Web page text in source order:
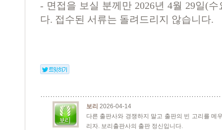
- 면접을 보실 분께만 2026년 4월 29일(수
다. 접수된 서류는 돌려드리지 않습니다.
보리 2026-04-14
다른 출판사와 경쟁하지 말고 출판의 빈 고리를 메
리자. 보리출판사의 출판 정신입니다.